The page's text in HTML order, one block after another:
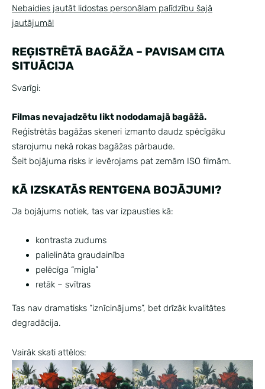
Nebaidies jautāt lidostas personālam palīdzību šajā
jautājumā!
REĢISTRĒTĀ BAGĀŽA – PAVISAM CITA
SITUĀCIJA
Svarīgi:
Filmas nevajadzētu likt nododamajā bagāžā.
Reģistrētās bagāžas skeneri izmanto daudz spēcīgāku
starojumu nekā rokas bagāžas pārbaude.
Šeit bojājuma risks ir ievērojams pat zemām ISO filmām.
KĀ IZSKATĀS RENTGENA BOJĀJUMI?
Ja bojājums notiek, tas var izpausties kā:
kontrasta zudums
palielināta graudainība
pelēcīga “migla”
retāk – svītras
Tas nav dramatisks “iznīcinājums”, bet drīzāk kvalitātes
degradācija.
Vairāk skati attēlos: